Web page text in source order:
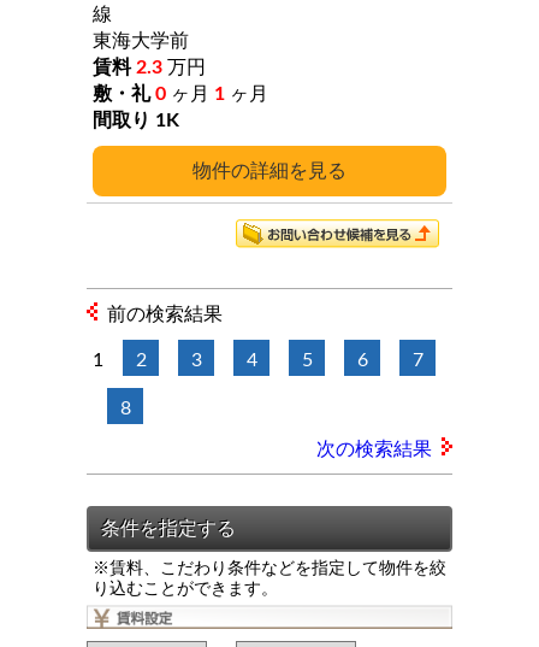
詳細
線
東海大学前
2.3 万円
0 ヶ月 1 ヶ月
1K
前の検索結果
1 2 3 4 5 6 7
8
次の検索結果
※賃料、こだわり条件などを指定して物件を絞
り込むことができます。